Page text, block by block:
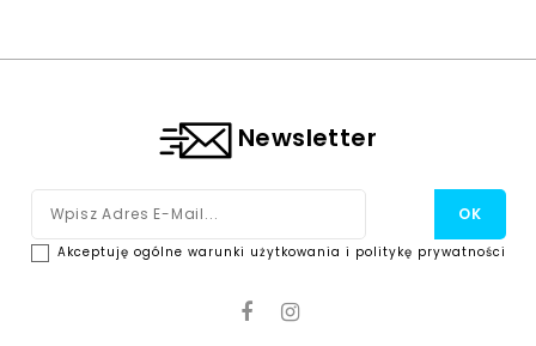
Newsletter
Akceptuję ogólne warunki użytkowania i politykę prywatności